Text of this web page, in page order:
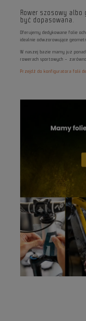
Rower szosowy albo
być dopasowana.
Oferujemy dedykowane folie
idealnie odwzorowujące
W naszej bazie mamy już
rowerach sportowych –
Przejdź do konfiguratora folii